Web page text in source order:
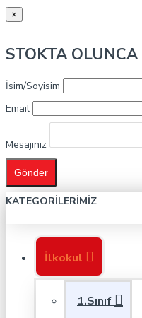
×
STOKTA
İsim/Soyisim
Email
Mesajınız
Gönder
KATEGORILERIMIZ
İlkokul
1.Sınıf